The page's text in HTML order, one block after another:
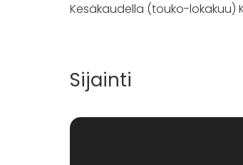
Kesäkaudella (touko-lokakuu)
Sijainti